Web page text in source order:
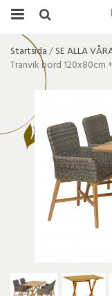
Startsida/SE ALLA
Tranvik bord 120x80cm